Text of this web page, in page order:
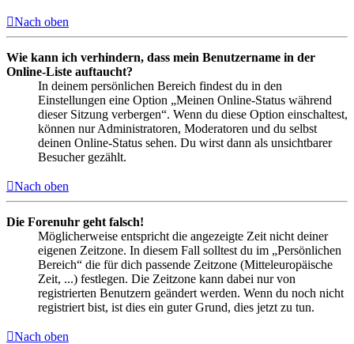
Nach oben
Wie kann ich verhindern, dass mein Benutzername in der
Online-Liste auftaucht?
In deinem persönlichen Bereich findest du in den
Einstellungen eine Option „Meinen Online-Status während
dieser Sitzung verbergen“. Wenn du diese Option einschaltest,
können nur Administratoren, Moderatoren und du selbst
deinen Online-Status sehen. Du wirst dann als unsichtbarer
Besucher gezählt.
Nach oben
Die Forenuhr geht falsch!
Möglicherweise entspricht die angezeigte Zeit nicht deiner
eigenen Zeitzone. In diesem Fall solltest du im „Persönlichen
Bereich“ die für dich passende Zeitzone (Mitteleuropäische
Zeit, ...) festlegen. Die Zeitzone kann dabei nur von
registrierten Benutzern geändert werden. Wenn du noch nicht
registriert bist, ist dies ein guter Grund, dies jetzt zu tun.
Nach oben